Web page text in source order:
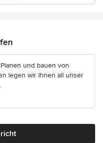
und bauen von
legen wir Ihnen all unser